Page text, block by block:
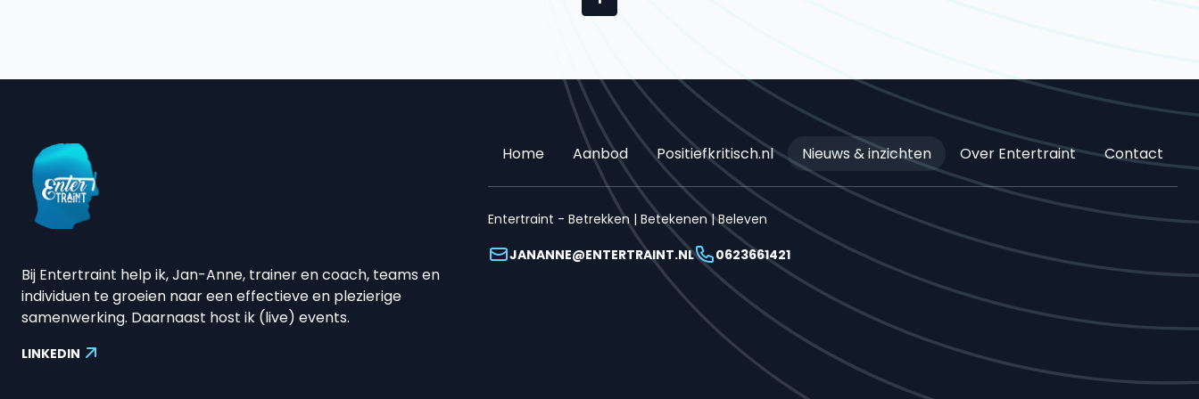
Bij Entertraint help ik, Jan-Anne, trainer en coach, teams en
individuen te groeien naar een effectieve en plezierige
samenwerking. Daarnaast host ik (live) events.
LINKEDIN
Home Aanbod Positiefkritisch.nl Nieuws & inzichten Over Entertraint Contact
Entertraint - Betrekken | Betekenen | Beleven
JANANNE@ENTERTRAINT.NL
0623661421